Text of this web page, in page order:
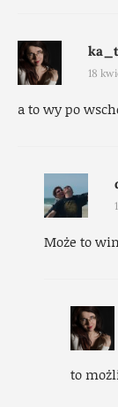
18
a to wy po
Może to
to